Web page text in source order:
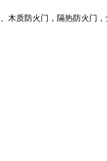
木质防火门，隔热防火